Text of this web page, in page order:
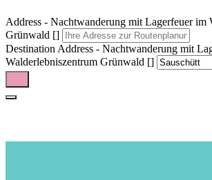
Address - Nachtwanderung mit Lagerfeuer im
Grünwald []
Destination Address - Nachtwanderung mit
Walderlebniszentrum Grünwald []